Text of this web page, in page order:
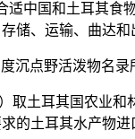
国和土耳其食
储、运输、曲达和
点野活泼物名录
土耳其国农业和
的土耳其水产物进